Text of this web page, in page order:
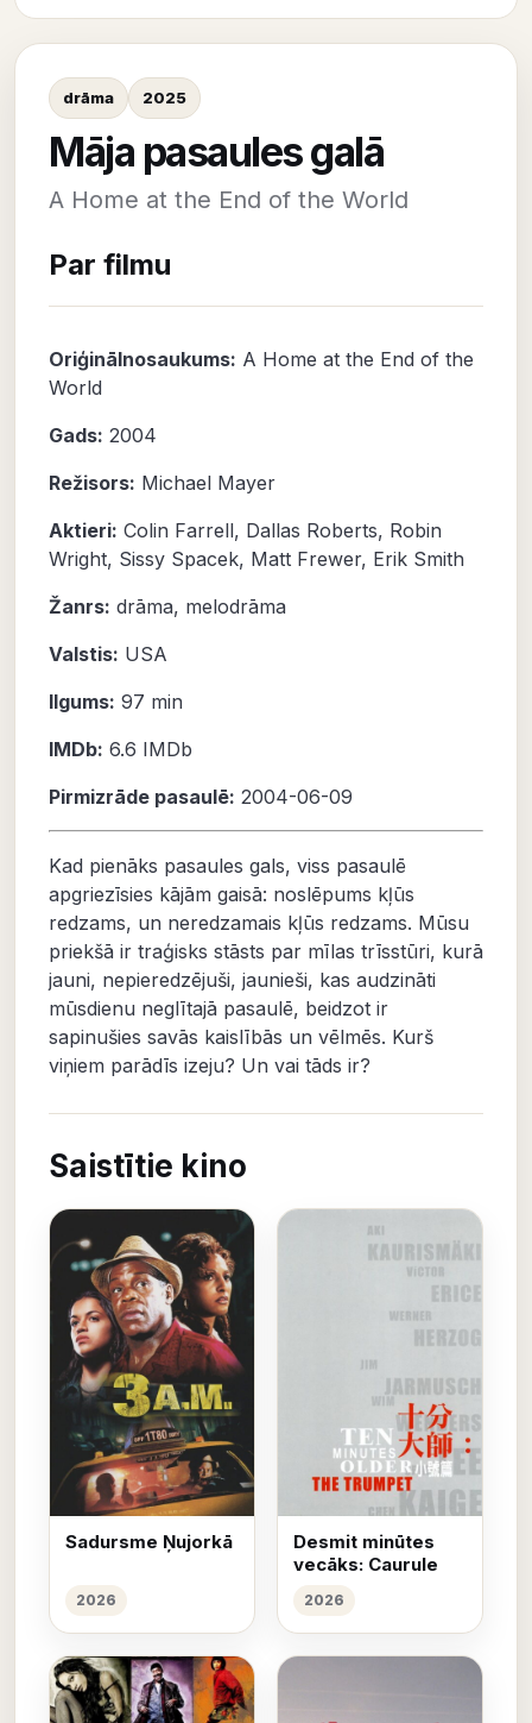
drāma 2025
Māja pasaules galā
A Home at the End of the World
Par filmu
Oriģinālnosaukums: A Home at the End of the
World
Gads: 2004
Režisors: Michael Mayer
Aktieri: Colin Farrell, Dallas Roberts, Robin
Wright, Sissy Spacek, Matt Frewer, Erik Smith
Žanrs: drāma, melodrāma
Valstis: USA
Ilgums: 97 min
IMDb: 6.6 IMDb
Pirmizrāde pasaulē: 2004-06-09
Kad pienāks pasaules gals, viss pasaulē
apgriezīsies kājām gaisā: noslēpums kļūs
redzams, un neredzamais kļūs redzams. Mūsu
priekšā ir traģisks stāsts par mīlas trīsstūri, kurā
jauni, nepieredzējuši, jaunieši, kas audzināti
mūsdienu neglītajā pasaulē, beidzot ir
sapinušies savās kaislībās un vēlmēs. Kurš
viņiem parādīs izeju? Un vai tāds ir?
Saistītie kino
Sadursme Ņujorkā
2026
Desmit minūtes
vecāks: Caurule
2026